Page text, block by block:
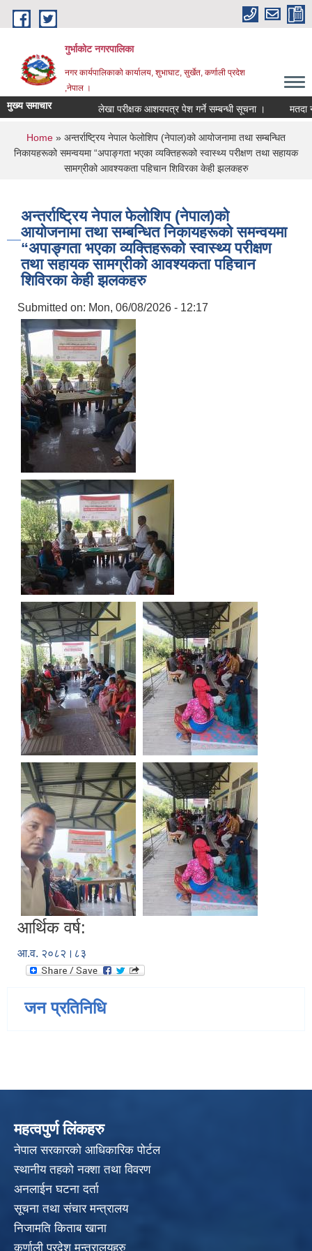
Skip to main content
गुर्भाकोट नगरपालिका
नगर कार्यपालिकाको कार्यालय, शुभाघाट, सुर्खेत, कर्णाली प्रदेश
,नेपाल ।
मुख्य समाचार लेखा परीक्षक आशयपत्र पेश गर्ने सम्बन्धी सूचना । मतदा
You are here
Home » अन्तर्राष्ट्रिय नेपाल फेलोशिप (नेपाल)को आयोजनामा तथा सम्बन्धित
निकायहरूको समन्वयमा “अपाङ्गता भएका व्यक्तिहरूको स्वास्थ्य परीक्षण तथा सहायक
सामग्रीको आवश्यकता पहिचान शिविरका केही झलकहरु
अन्तर्राष्ट्रिय नेपाल फेलोशिप (नेपाल)को
आयोजनामा तथा सम्बन्धित निकायहरूको समन्वयमा
“अपाङ्गता भएका व्यक्तिहरूको स्वास्थ्य परीक्षण
तथा सहायक सामग्रीको आवश्यकता पहिचान
शिविरका केही झलकहरु
Submitted on: Mon, 06/08/2026 - 12:17
आर्थिक वर्ष:
आ.व. २०८२।८३
जन प्रतिनिधि
महत्वपुर्ण लिंकहरु
नेपाल सरकारको आधिकारिक पोर्टल
स्थानीय तहको नक्शा तथा विवरण
अनलाईन घटना दर्ता
सूचना तथा संचार मन्त्रालय
निजामति किताब खाना
कर्णाली प्रदेश मन्त्रालयहरु